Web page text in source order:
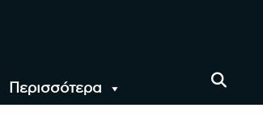
Περισσότερα